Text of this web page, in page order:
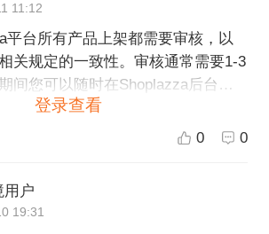
11:12
平台所有产品上架都需要审核，以
关规定的一致性。审核通常需要1-3
间您可以随时在Shoplazza后台查
核期间，您也可以对您的产品进行
适应市场需求。审核通过后，您的
登录查看
0 0
用户
19:31